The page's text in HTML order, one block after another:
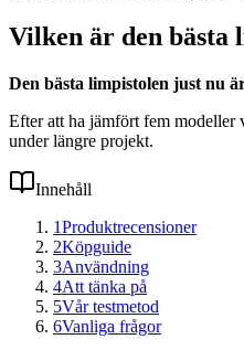
Vilken är den bästa
Den bästa limpistolen just nu
Efter att ha jämfört fem modeller
under längre projekt.
Innehåll
1Produktrecensioner
2Köpguide
3Användning
4Att tänka på
5Vår testmetod
6Vanliga frågor